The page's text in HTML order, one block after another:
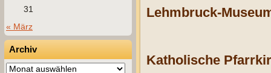
31
« März
Archiv
Archiv
Lehmbruck-
Katholische